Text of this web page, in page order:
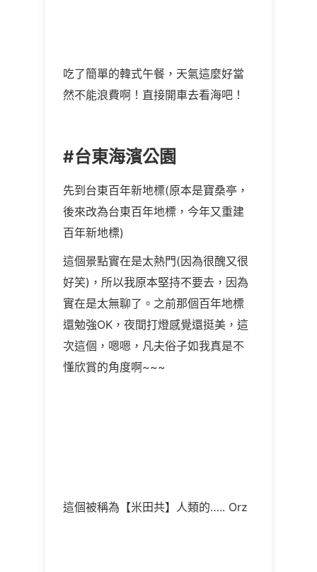
吃了簡單的韓式午餐，天氣這麼好當
然不能浪費啊！直接開車去看海吧！
#台東海濱公園
先到台東百年新地標(原本是寶桑亭，
後來改為台東百年地標，今年又重建
百年新地標)
這個景點實在是太熱門(因為很醜又很
好笑)，所以我原本堅持不要去，因為
實在是太無聊了。之前那個百年地標
還勉強OK，夜間打燈感覺還挺美，這
次這個，嗯嗯，凡夫俗子如我真是不
懂欣賞的角度啊~~~
這個被稱為【米田共】人類的….. Orz